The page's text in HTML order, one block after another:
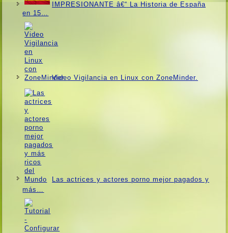
IMPRESIONANTE â€“ La Historia de España
en 15…
Video Vigilancia en Linux con ZoneMinder.
Las actrices y actores porno mejor pagados y
más…